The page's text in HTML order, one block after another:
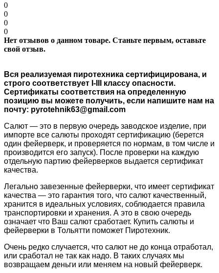
0
0
0
0
Нет отзывов о данном товаре. Станьте первым, оставьте
свой отзыв.
Вся реализуемая пиротехника сертифицирована, и
строго соответствует I-III классу опасности.
Сертификаты соответствия на определенную
позицию вы можете получить, если напишите нам на
почту: pyrotehnik63@gmail.com
Салют ― это в первую очередь заводское изделие, при
импорте все салюты проходят сертификацию (берется
один фейерверк, и проверяется по нормам, в том числе и
производится его запуск). После проверки на каждую
отдельную партию фейерверков выдается сертификат
качества.
Легально завезенные фейерверки, что имеет сертификат
качества ― это гарантия того, что салют качественный,
хранится в идеальных условиях, соблюдается правила
транспортировки и хранения. А это в свою очередь
означает что Ваш салют сработает. Купить салюты и
фейерверки в Тольятти поможет Пиротехник.
Очень редко случается, что салют не до конца отработал,
или сработал не так как надо. В таких случаях мы
возвращаем деньги или меняем на новый фейерверк.